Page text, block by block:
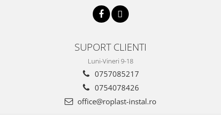
Incalzire clasica in pardoseala
Teava incalzire pardoseala
Grupuri de pompare si amestec
Banda perimetrala
SUPORT CLIENTI
Luni-Vineri 9-18
0757085217
0754078426
office@roplast-instal.ro